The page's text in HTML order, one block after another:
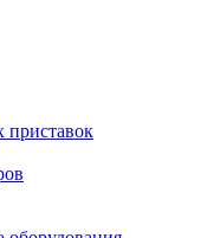
приставок